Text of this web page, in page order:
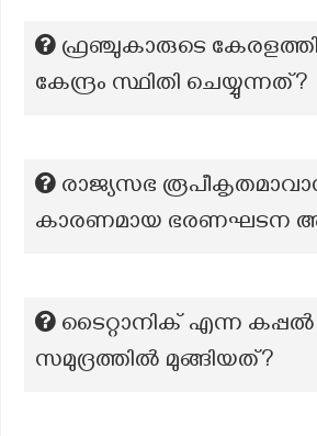
ഫ്രഞ്ചുകാരുടെ
കേന്ദ്രം സ്ഥിതി ചെയ്യുന്നത്?
രാജ്യസഭ
കാരണമായ ഭരണഘടന
ടൈറ്റാനിക് എന്ന കപ്പൽ
സമുദ്രത്തിൽ മുങ്ങിയത്?